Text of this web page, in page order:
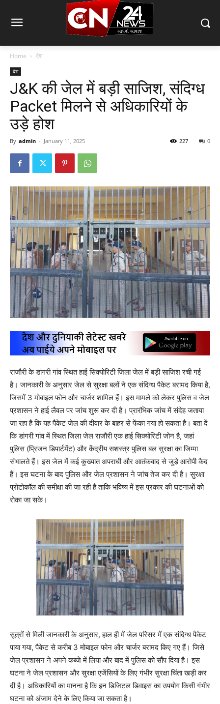
Home देश
देश
J&K की जेल में बड़ी साजिश, संदिग्ध
Packet मिलने से अधिकारियों के
उड़े होश
By admin - January 11, 2025 0
227
राजौरी के डांगरी गांव स्थित हाई सिक्योरिटी जिला जेल में बड़ी साजिश रची गई
है। जानकारी के अनुसार जेल से सुरक्षा बलों ने एक संदिग्ध पैकेट बरामद किया है,
जिसमें 3 मोबाइल फोन और चार्जर शामिल हैं। इस मामले को लेकर पुलिस व जेल
प्रशासन ने हाई लैवल पर जांच शुरू कर दी है। प्रारंभिक जांच में संदेह जताया
जा रहा है कि यह पैकेट जेल की दीवार के बाहर से फेंका गया हो सकता है। बता दें
कि डांगरी गांव में स्थित जिला जेल राजौरी एक हाई सिक्योरिटी जोन है, जहां
पुलिस (प्रिजन डिपार्टमेंट) और केंद्रीय सशस्त्र पुलिस बल सुरक्षा का जिम्मा
संभालते हैं। इस जेल में कई कुख्यात अपराधी और आतंकवाद से जुड़े आरोपी कैद
हैं। इस घटना के बाद पुलिस और जेल प्रशासन ने जांच तेज कर दी है। सुरक्षा
प्रोटोकॉल की समीक्षा की जा रही है ताकि भविष्य में इस प्रकार की घटनाओं को
रोका जा सके।
सूत्रों से मिली जानकारी के अनुसार, हाल ही में जेल परिसर में एक संदिग्ध पैकेट
पाया गया, पैकेट से करीब 3 मोबाइल फोन और चार्जर बरामद किए गए हैं। जिसे
जेल प्रशासन ने अपने कब्जे में लिया और बाद में पुलिस को सौंप दिया है। इस
घटना ने जेल प्रशासन और सुरक्षा एजेंसियों के लिए गंभीर सुरक्षा चिंता खड़ी कर
दी है। अधिकारियों का मानना है कि इन डिजिटल डिवाइस का उपयोग किसी गंभीर
घटना को अंजाम देने के लिए किया जा सकता है।